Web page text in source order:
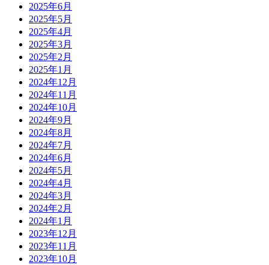
2025年6月
2025年5月
2025年4月
2025年3月
2025年2月
2025年1月
2024年12月
2024年11月
2024年10月
2024年9月
2024年8月
2024年7月
2024年6月
2024年5月
2024年4月
2024年3月
2024年2月
2024年1月
2023年12月
2023年11月
2023年10月